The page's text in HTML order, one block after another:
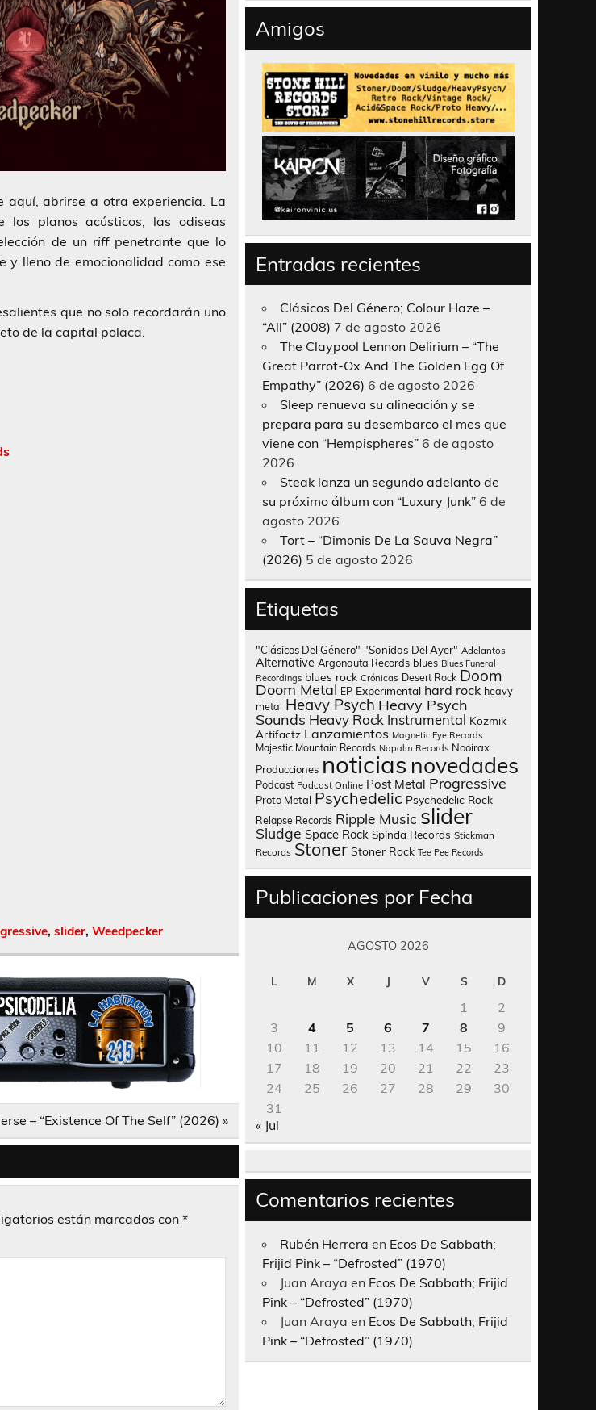
aquí, abrirse a otra experiencia. La
los planos acústicos, las odiseas
de un riffpenetrante que lo
y lleno de emocionalidad como ese
que no solo recordarán uno
de la capital polaca.
, slider, Weedpecker
– “Existence Of The Self” (2026) »
están marcados con *
Amigos
Entradas recientes
Clásicos Del Género; Colour Haze –
“All” (2008) 7 de agosto 2026
The Claypool Lennon Delirium – “The
Great Parrot-Ox And The Golden Egg Of
Empathy” (2026) 6 de agosto 2026
Sleep renueva su alineación y se
prepara para su desembarco el mes que
viene con “Hempispheres” 6 de agosto
2026
Steak lanza un segundo adelanto de
su próximo álbum con “Luxury Junk” 6 de
agosto 2026
Tort – “Dimonis De La Sauva Negra”
(2026) 5 de agosto 2026
Etiquetas
"Clásicos Del Género" "Sonidos Del Ayer" Adelantos
Alternative Argonauta Records blues Blues Funeral
Recordings blues rock Crónicas Desert Rock Doom
Doom Metal EP Experimental hard rock heavy
metal Heavy Psych Heavy Psych
Sounds Heavy Rock Instrumental Kozmik
Artifactz Lanzamientos Magnetic Eye Records
Majestic Mountain Records Napalm Records Nooirax
Producciones noticias novedades
Podcast Podcast Online Post Metal Progressive
Proto Metal Psychedelic Psychedelic Rock
Relapse Records Ripple Music slider
Sludge Space Rock Spinda Records Stickman
Records Stoner Stoner Rock Tee Pee Records
Publicaciones por Fecha
AGOSTO 2026
L M X J V S D
1
2
3
4 5 6 7 8
9
10
11 12 13 14 15
16
17
18 19 20 21 22
23
24
25 26 27 28 29
30
31
« Jul
Comentarios recientes
Rubén Herrera en Ecos De Sabbath;
Frijid Pink – “Defrosted” (1970)
Juan Araya en Ecos De Sabbath; Frijid
Pink – “Defrosted” (1970)
Juan Araya en Ecos De Sabbath; Frijid
Pink – “Defrosted” (1970)